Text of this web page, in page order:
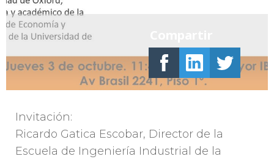
Invitación:
Ricardo Gatica Escobar, Director de la
Escuela de Ingeniería Industrial de la